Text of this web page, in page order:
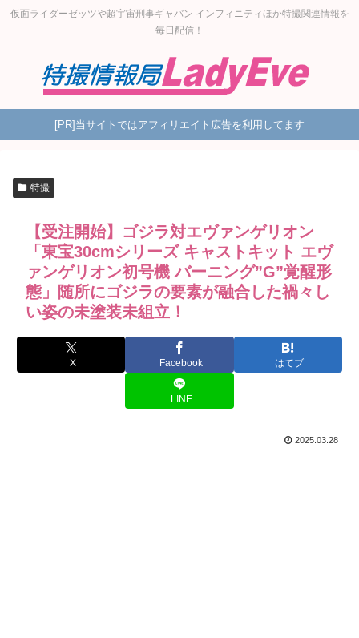
仮面ライダーゼッツや超宇宙刑事ギャバン インフィニティほか特撮関連情報を
毎日配信！
[PR]当サイトではアフィリエイト広告を利用してます
特撮
【受注開始】ゴジラ対エヴァンゲリオン
「東宝30cmシリーズ キャストキット エヴ
ァンゲリオン初号機 バーニング”G”覚醒形
態」随所にゴジラの要素が融合した禍々し
い姿の未塗装未組立！
X Facebook はてブ
LINE
2025.03.28